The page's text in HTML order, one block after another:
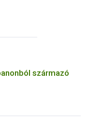
származó